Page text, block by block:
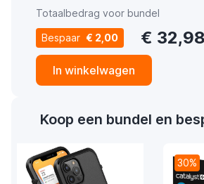
Totaalbedrag voor bundel
Bespaar € 2,00 € 32,98
In winkelwagen
Koop een bundel en
30%